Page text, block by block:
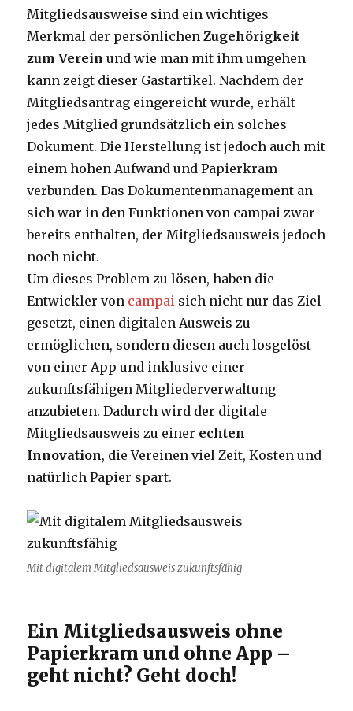
Mitgliedsausweise sind ein wichtiges
Merkmal der persönlichenZugehörigkeit
zum Verein und wie man mit ihm umgehen
kann zeigt dieser Gastartikel. Nachdem der
Mitgliedsantrag eingereicht wurde, erhält
jedes Mitglied grundsätzlich ein solches
Dokument. Die Herstellung ist jedoch auch mit
einem hohen Aufwand und Papierkram
verbunden. Das Dokumentenmanagement an
sich war in den Funktionen von campai zwar
bereits enthalten, der Mitgliedsausweis jedoch
noch nicht.
Um dieses Problem zu lösen, haben die
Entwickler von campai sich nicht nur das Ziel
gesetzt, einen digitalen Ausweis zu
ermöglichen, sondern diesen auch losgelöst
von einer App und inklusive einer
zukunftsfähigen Mitgliederverwaltung
anzubieten. Dadurch wird der digitale
Mitgliedsausweis zu einer echten
Innovation, die Vereinen viel Zeit, Kosten und
natürlich Papier spart.
Mit digitalem Mitgliedsausweis zukunftsfähig
Ein Mitgliedsausweis ohne
Papierkram und ohne App –
geht nicht? Geht doch!